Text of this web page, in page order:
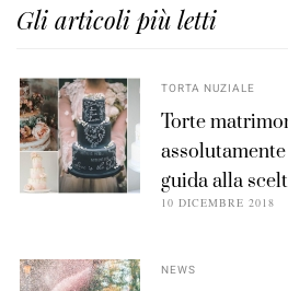
Gli articoli più letti
TORTA NUZIALE
Torte
guida alla
10 DICEMBRE 2018
NEWS